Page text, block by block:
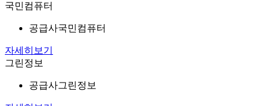
국민컴퓨터
공급사국민컴퓨터
자세히보기
그린정보
공급사그린정보